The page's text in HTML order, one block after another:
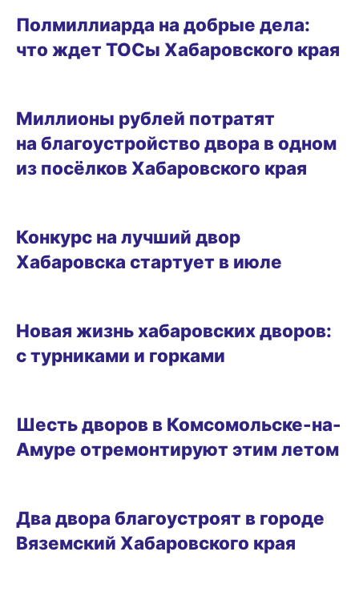
Полмиллиарда на добрые дела:
что ждет ТОСы Хабаровского края
Миллионы рублей потратят
на благоустройство двора в одном
из посёлков Хабаровского края
Конкурс на лучший двор
Хабаровска стартует в июле
Новая жизнь хабаровских дворов:
с турниками и горками
Шесть дворов в Комсомольске-на-
Амуре отремонтируют этим летом
Два двора благоустроят в городе
Вяземский Хабаровского края